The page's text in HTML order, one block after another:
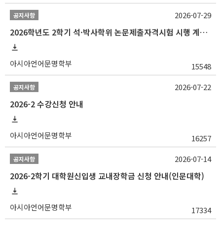
공지사항
2026학년도 2학기 석·박사학위 논문제출자격시험 시행 계획 공고
아시아언어문명학부 15548
2026-07-29
공지사항
2026-2 수강신청 안내
아시아언어문명학부 16257
2026-07-22
공지사항
2026-2학기 대학원신입생 교내장학금 신청 안내(인문대학)
아시아언어문명학부 17334
2026-07-14